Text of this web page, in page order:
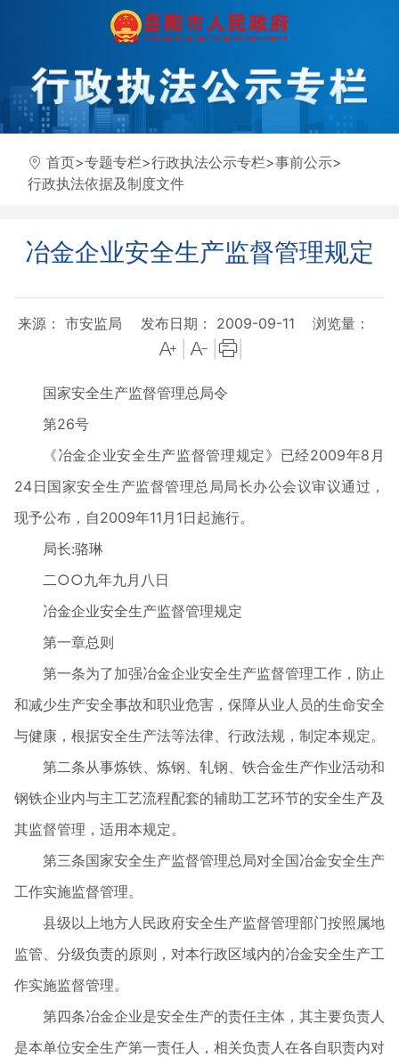
首页>专题专栏>行政执法公示专栏>事前公示>
行政执法依据及制度文件
冶金企业安全生产监督管理规定
来源： 市安监局 发布日期： 2009-09-11 浏览量：
|
国家安全生产监督管理总局令
第26号
《冶金企业安全生产监督管理规定》已经2009年8 月
24日国家安全生产监督管理总局局长办公会议审议通过，
现予公布，自2009年11 月 1日起施行。
局长:骆琳
二○○九年九月八日
冶金企业安全生产监督管理规定
第一章总则
第一条为了加强冶金企业安全生产监督管理工作，防止
和减少生产安全事故和职业危害，保障从业人员的生命安全
与健康，根据安全生产法等法律、行政法规，制定本规定。
第二条从事炼铁、炼钢、轧钢、铁合金生产作业活动和
钢铁企业内与主工艺流程配套的辅助工艺环节的安全生产及
其监督管理，适用本规定。
第三条国家安全生产监督管理总局对全国冶金安全生产
工作实施监督管理。
县级以上地方人民政府安全生产监督管理部门按照属地
监管、分级负责的原则，对本行政区域内的冶金安全生产工
作实施监督管理。
第四条冶金企业是安全生产的责任主体，其主要负责人
是本单位安全生产第一责任人，相关负责人在各自职责内对